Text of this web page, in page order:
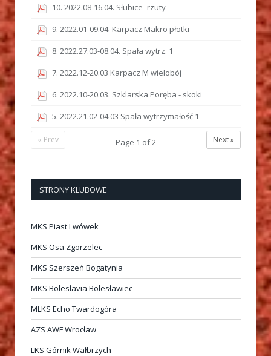
10. 2022.08-16.04. Słubice -rzuty
9. 2022.01-09.04. Karpacz Makro płotki
8. 2022.27.03-08.04. Spała wytrz. 1
7. 2022.12-20.03 Karpacz M wielobój
6. 2022.10-20.03. Szklarska Poręba - skoki
5. 2022.21.02-04.03 Spała wytrzymałość 1
Next »
Page 1 of2
« Prev
STRONY KLUBOWE
MKS Piast Lwówek
MKS Osa Zgorzelec
MKS Szerszeń Bogatynia
MKS Bolesłavia Bolesławiec
MLKS Echo Twardogóra
AZS AWF Wrocław
LKS Górnik Wałbrzych